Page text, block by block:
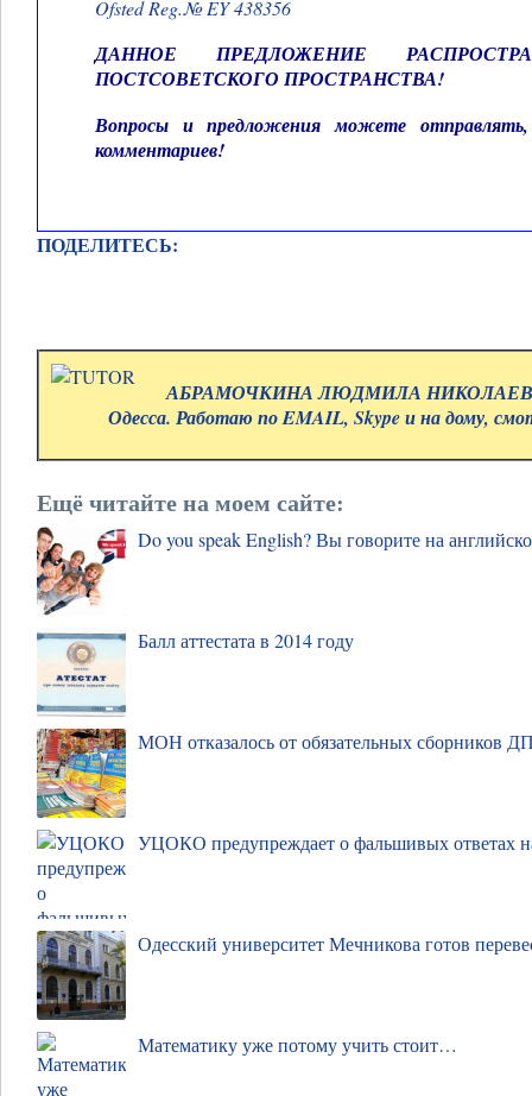
Ofsted Reg.№ EY 438356
ДАННОЕ ПРЕДЛОЖЕНИЕ
ПОСТСОВЕТСКОГО ПРОСТРАНСТВА!
Вопросы и предложения можете отправлять,
комментариев!
ПОДЕЛИТЕСЬ:
АБРАМОЧКИНА ЛЮДМИЛА
Одесса. Работаю по EMAIL, Skype и на дому,
Ещё читайте на моем сайте:
Do you speak English? Вы говорите на
Балл аттестата в 2014 году
МОН отказалось от обязательных сборников
УЦОКО предупреждает о фальшивых ответах
Одесский университет Мечникова готов
Математику уже потому учить стоит…